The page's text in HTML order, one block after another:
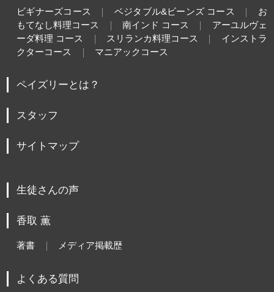
ビギナーズコース ベジタブル&ビーンズ コース
お
もてなし料理コース
南インド コース
アーユルヴェ
ーダ料理 コース
スリランカ料理コース
インストラ
クターコース
マニアックコース
ペイズリーとは？
スタッフ
サイトマップ
生徒さんの声
香取 薫
著書 メディア掲載歴
よくある質問